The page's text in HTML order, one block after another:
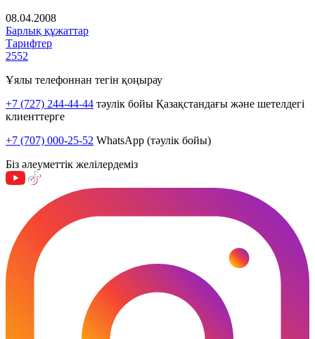
08.04.2008
Барлық құжаттар
Тарифтер
2552
Ұялы телефоннан тегін қоңырау
+7 (727) 244-44-44 тәулік бойы Қазақстандағы және шетелдегі
клиенттерге
+7 (707) 000-25-52 WhatsApp (тәулік бойы)
Біз әлеуметтік желілердеміз